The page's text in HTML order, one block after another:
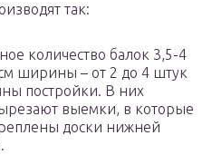
так:
количество балок 3,5-4
ширины – от 2 до 4 штук
постройки. В них
выемки, в которые
доски нижней